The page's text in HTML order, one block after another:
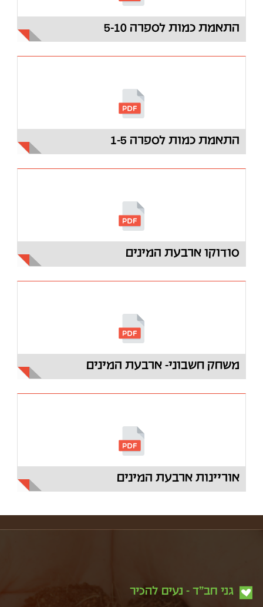
06:41
התאמת כמות לספרה 5-10
התאמת כמות לספרה 1-5
סודוקו ארבעת המינים
משחק חשבוני- ארבעת המינים
אוריינות ארבעת המינים
גני חב"ד - נעים להכיר